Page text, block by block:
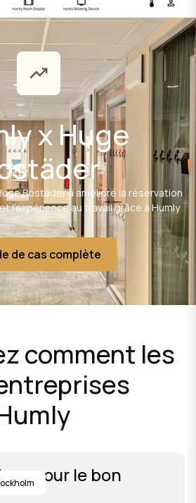
x Huge
Bostäder a amélioré la réservation
l'expérience au travail grâce à Humly
de cas complète
comment les
pour le bon